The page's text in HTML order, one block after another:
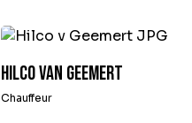
Hilco van Geemert
Chauffeur